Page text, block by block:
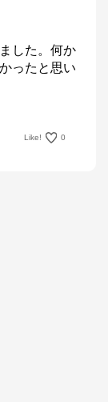
した。何か
ったと思い
Like! 0